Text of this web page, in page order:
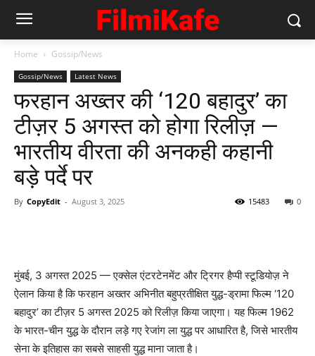
Home Gossip/News
Gossip/News Latest News
फरहान अख्तर की ‘120 बहादुर’ का
टीज़र 5 अगस्त को होगा रिलीज़ —
भारतीय वीरता की अनकही कहानी
बड़े पर्दे पर
By CopyEdit - August 3, 2025 0
15483
मुंबई, 3 अगस्त 2025 — एक्सेल एंटरटेनमेंट और ट्रिगर हैप्पी स्टूडियोज़ ने
ऐलान किया है कि फरहान अख्तर अभिनीत बहुप्रतीक्षित युद्ध-ड्रामा फिल्म ‘120
बहादुर’ का टीज़र 5 अगस्त 2025 को रिलीज़ किया जाएगा। यह फिल्म 1962
के भारत-चीन युद्ध के दौरान लड़े गए रेजांग ला युद्ध पर आधारित है, जिसे भारतीय
सेना के इतिहास का सबसे साहसी युद्ध माना जाता है।